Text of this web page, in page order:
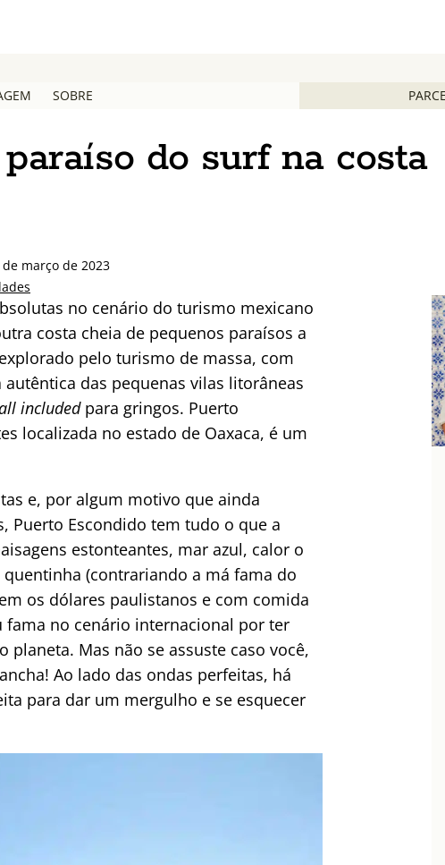
SOBRE
do surf na costa
março de 2023
no cenário do turismo mexicano
costa cheia de pequenos paraísos a
pelo turismo de massa, com
das pequenas vilas litorâneas
included para gringos. Puerto
localizada no estado de Oaxaca, é um
e, por algum motivo que ainda
Puerto Escondido tem tudo o que a
estonteantes, mar azul, calor o
(contrariando a má fama do
os dólares paulistanos e com comida
no cenário internacional por ter
Mas não se assuste caso você,
Ao lado das ondas perfeitas, há
para dar um mergulho e se esquecer